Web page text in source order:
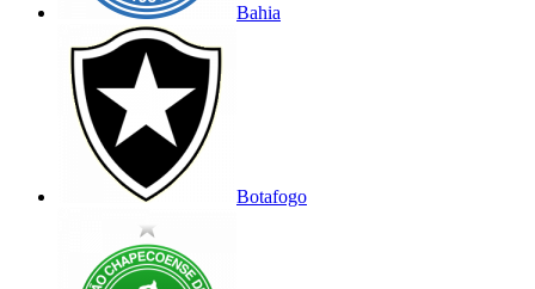
Bahia
Botafogo